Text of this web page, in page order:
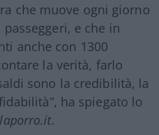
che muove ogni giorno
e che in
anche con 1300
la verità, farlo
sono la credibilità, la
ha spiegato lo
.